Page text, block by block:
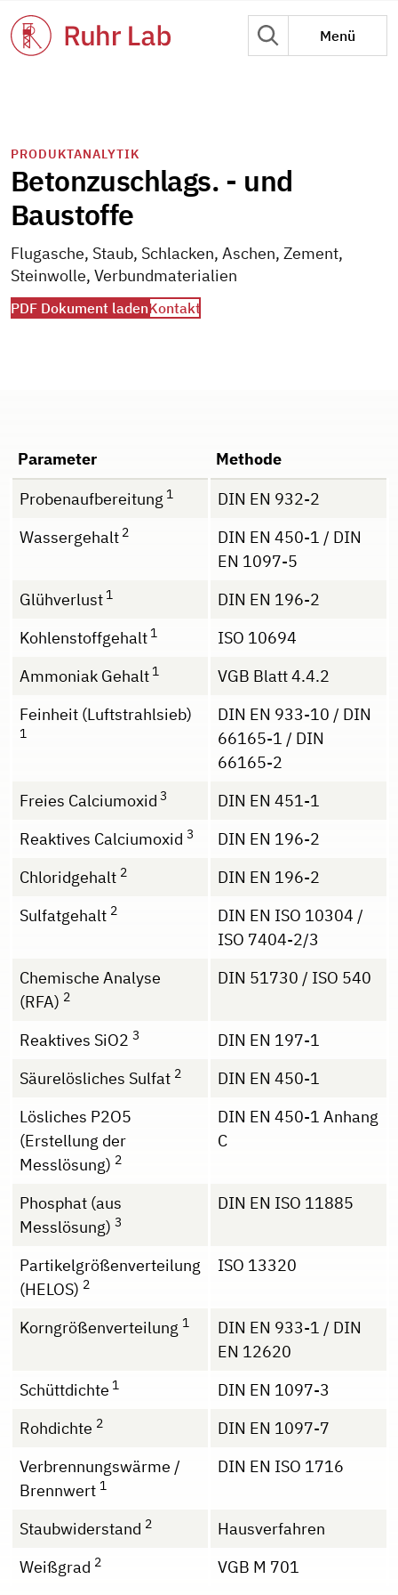
Menü
PRODUKTANALYTIK
Betonzuschlags. - und
Baustoffe
Flugasche, Staub, Schlacken, Aschen, Zement,
Steinwolle, Verbundmaterialien
PDF Dokument ladenKontakt
Parameter
Methode
Probenaufbereitung 1
DIN EN 932-2
Wassergehalt 2
DIN EN 450-1 / DIN
EN 1097-5
Glühverlust 1
DIN EN 196-2
Kohlenstoffgehalt 1
ISO 10694
Ammoniak Gehalt 1
VGB Blatt 4.4.2
Feinheit (Luftstrahlsieb)
1
DIN EN 933-10 / DIN
66165-1 / DIN
66165-2
Freies Calciumoxid 3
DIN EN 451-1
Reaktives Calciumoxid 3
DIN EN 196-2
Chloridgehalt 2
DIN EN 196-2
Sulfatgehalt 2
DIN EN ISO 10304 /
ISO 7404-2/3
Chemische Analyse
(RFA) 2
DIN 51730 / ISO 540
Reaktives SiO2 3
DIN EN 197-1
Säurelösliches Sulfat 2
DIN EN 450-1
Lösliches P2O5
(Erstellung der
Messlösung) 2
DIN EN 450-1 Anhang
C
Phosphat (aus
Messlösung) 3
DIN EN ISO 11885
Partikelgrößenverteilung
(HELOS) 2
ISO 13320
Korngrößenverteilung 1
DIN EN 933-1 / DIN
EN 12620
Schüttdichte 1
DIN EN 1097-3
Rohdichte 2
DIN EN 1097-7
Verbrennungswärme /
Brennwert 1
DIN EN ISO 1716
Staubwiderstand 2
Hausverfahren
Weißgrad 2 VGB M 701